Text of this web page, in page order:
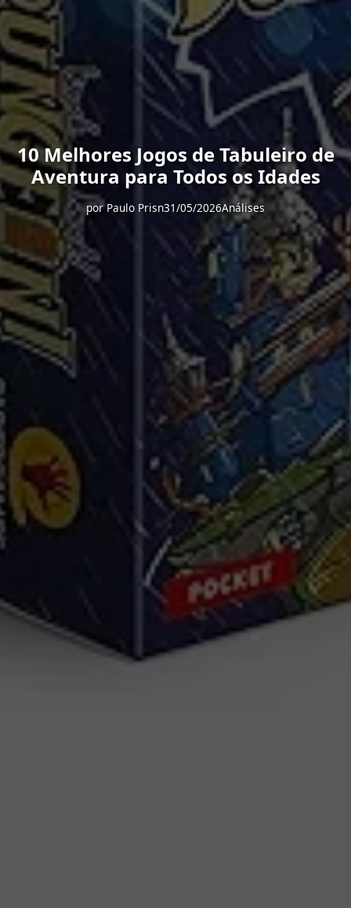
10 Melhores Jogos de Tabuleiro de
Aventura para Todos os Idades
porPaulo Prisn31/05/2026Análises